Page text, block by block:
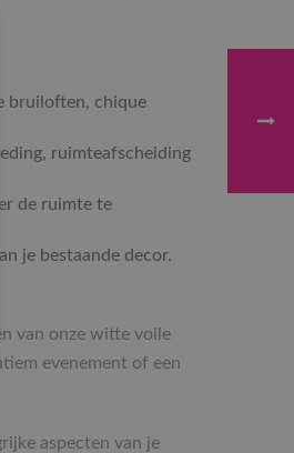
bruiloften, chique
ruimteafscheiding
de ruimte te
je bestaande decor.
van onze witte voile
evenement of een
aspecten van je